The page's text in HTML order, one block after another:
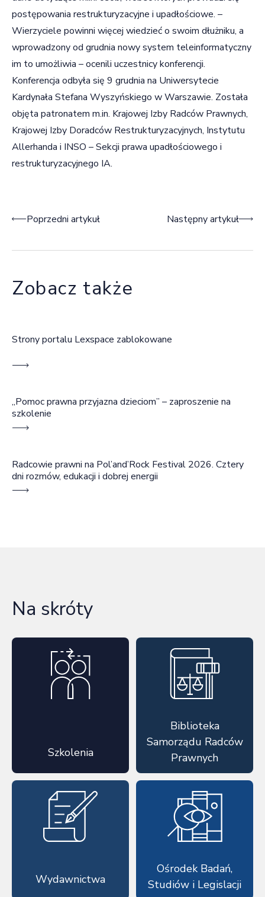
postępowania restrukturyzacyjne i upadłościowe. –
Wierzyciele powinni więcej wiedzieć o swoim dłużniku, a
wprowadzony od grudnia nowy system teleinformatyczny
im to umożliwia – ocenili uczestnicy konferencji.
Konferencja odbyła się 9 grudnia na Uniwersytecie
Kardynała Stefana Wyszyńskiego w Warszawie. Została
objęta patronatem m.in. Krajowej Izby Radców Prawnych,
Krajowej Izby Doradców Restrukturyzacyjnych, Instytutu
Allerhanda i INSO – Sekcji prawa upadłościowego i
restrukturyzacyjnego IA.
Nawigacja wpisu
Poprzedni artykuł Następny artykuł
Zobacz także
Strony portalu Lexspace zablokowane
„Pomoc prawna przyjazna dzieciom” – zaproszenie na
szkolenie
Radcowie prawni na Pol’and’Rock Festival 2026. Cztery
dni rozmów, edukacji i dobrej energii
Na skróty
Szkolenia
Biblioteka
Samorządu Radców
Prawnych
Wydawnictwa
Ośrodek Badań,
Studiów i Legislacji